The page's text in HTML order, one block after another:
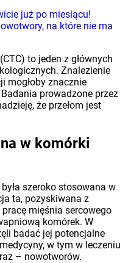
już po miesiącu!
na które nie ma
to jeden z głównych
Znalezienie
mogłoby znacznie
prowadzone przez
że przełom jest
w komórki
szeroko stosowana w
ta, pozyskiwana z
mięśnia sercowego
komórek. W
badać jej potencjalne
w tym w leczeniu
– nowotworów.